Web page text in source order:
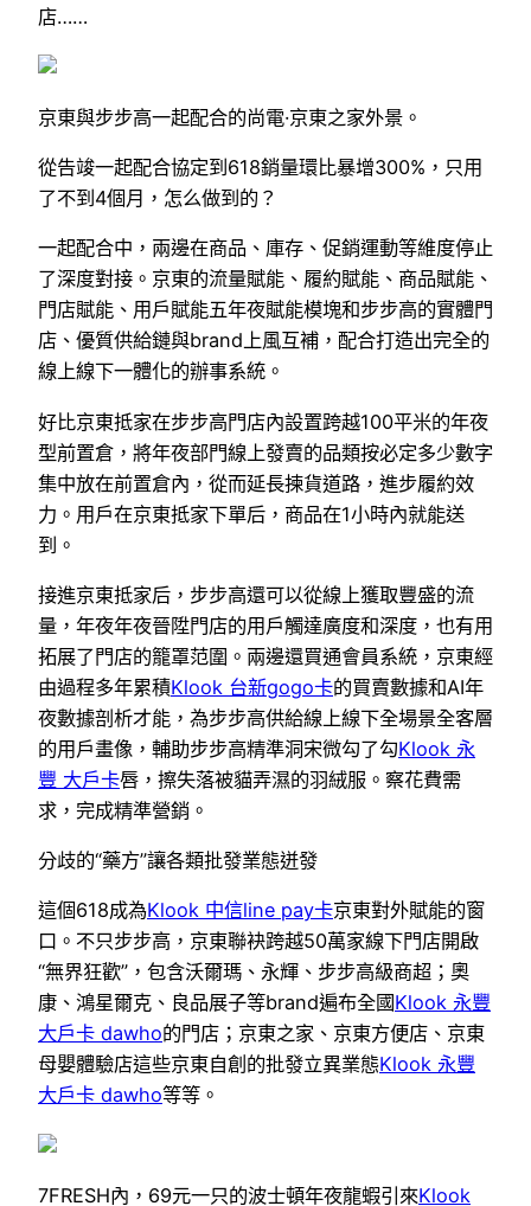
店……
京東與步步高一起配合的尚電·京東之家外景。
從告竣一起配合協定到618銷量環比暴增300%，只用
了不到4個月，怎么做到的？
一起配合中，兩邊在商品、庫存、促銷運動等維度停止
了深度對接。京東的流量賦能、履約賦能、商品賦能、
門店賦能、用戶賦能五年夜賦能模塊和步步高的實體門
店、優質供給鏈與brand上風互補，配合打造出完全的
線上線下一體化的辦事系統。
好比京東抵家在步步高門店內設置跨越100平米的年夜
型前置倉，將年夜部門線上發賣的品類按必定多少數字
集中放在前置倉內，從而延長揀貨道路，進步履約效
力。用戶在京東抵家下單后，商品在1小時內就能送
到。
接進京東抵家后，步步高還可以從線上獲取豐盛的流
量，年夜年夜晉陞門店的用戶觸達廣度和深度，也有用
拓展了門店的籠罩范圍。兩邊還買通會員系統，京東經
由過程多年累積Klook 台新gogo卡的買賣數據和AI年
夜數據剖析才能，為步步高供給線上線下全場景全客層
的用戶畫像，輔助步步高精準洞宋微勾了勾Klook 永
豐 大戶卡唇，擦失落被貓弄濕的羽絨服。察花費需
求，完成精準營銷。
分歧的“藥方”讓各類批發業態迸發
這個618成為Klook 中信line pay卡京東對外賦能的窗
口。不只步步高，京東聯袂跨越50萬家線下門店開啟
“無界狂歡”，包含沃爾瑪、永輝、步步高級商超；奧
康、鴻星爾克、良品展子等brand遍布全國Klook 永豐
大戶卡 dawho的門店；京東之家、京東方便店、京東
母嬰體驗店這些京東自創的批發立異業態Klook 永豐
大戶卡 dawho等等。
7FRESH內，69元一只的波士頓年夜龍蝦引來Klook